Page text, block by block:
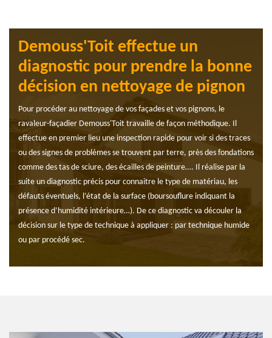
Demouss'Toit effectue un
diagnostic pour prendre la bonne
décision en nettoyage de pignon
Pour procéder au nettoyage de vos façades et vos pignons, le
ravaleur-façadier Demouss'Toit travaille de façon méthodique. Il
effectue en premier lieu une inspection rapide pour voir si des traces
ou des signes de problèmes se trouvent par terre, près des fondations
comme des tas de sciure, des écailles de peinture…. Il réalise par la
suite un diagnostic précis pour connaitre le type de matériau, les
défauts éventuels, l’état de la surface (boursouflure indiquant la
présence d’humidité intérieure…). De ce diagnostic va découler la
décision sur le type de technique à appliquer : par technique humide
ou par procédé sec.